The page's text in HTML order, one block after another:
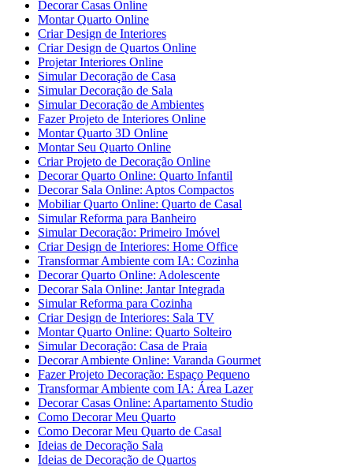
Decorar Casas Online
Montar Quarto Online
Criar Design de Interiores
Criar Design de Quartos Online
Projetar Interiores Online
Simular Decoração de Casa
Simular Decoração de Sala
Simular Decoração de Ambientes
Fazer Projeto de Interiores Online
Montar Quarto 3D Online
Montar Seu Quarto Online
Criar Projeto de Decoração Online
Decorar Quarto Online: Quarto Infantil
Decorar Sala Online: Aptos Compactos
Mobiliar Quarto Online: Quarto de Casal
Simular Reforma para Banheiro
Simular Decoração: Primeiro Imóvel
Criar Design de Interiores: Home Office
Transformar Ambiente com IA: Cozinha
Decorar Quarto Online: Adolescente
Decorar Sala Online: Jantar Integrada
Simular Reforma para Cozinha
Criar Design de Interiores: Sala TV
Montar Quarto Online: Quarto Solteiro
Simular Decoração: Casa de Praia
Decorar Ambiente Online: Varanda Gourmet
Fazer Projeto Decoração: Espaço Pequeno
Transformar Ambiente com IA: Área Lazer
Decorar Casas Online: Apartamento Studio
Como Decorar Meu Quarto
Como Decorar Meu Quarto de Casal
Ideias de Decoração Sala
Ideias de Decoração de Quartos